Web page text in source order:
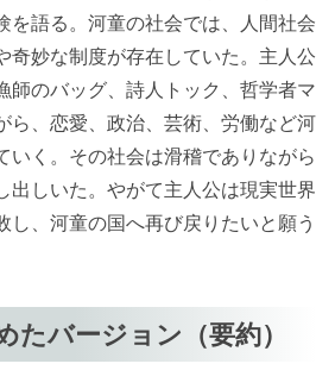
を語る。河童の社会では、人間社会
奇妙な制度が存在していた。主人公
師のバッグ、詩人トック、哲学者マ
ら、恋愛、政治、芸術、労働など河
いく。その社会は滑稽でありながら
出しいた。やがて主人公は現実世界
し、河童の国へ再び戻りたいと願う
たバージョン（要約）